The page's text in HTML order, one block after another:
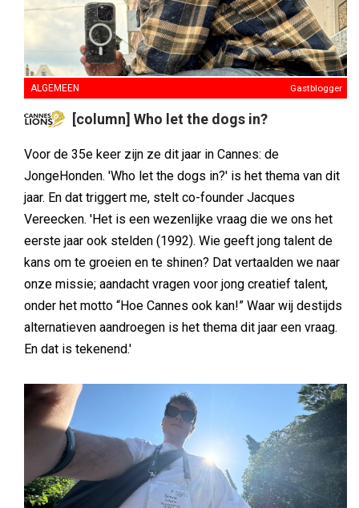
ALGEMEEN Gastblogger
[column] Who let the dogs in?
Voor de 35e keer zijn ze dit jaar in Cannes: de
JongeHonden. 'Who let the dogs in?' is het thema van dit
jaar. En dat triggert me, stelt co-founder Jacques
Vereecken. 'Het is een wezenlijke vraag die we ons het
eerste jaar ook stelden (1992). Wie geeft jong talent de
kans om te groeien en te shinen? Dat vertaalden we naar
onze missie; aandacht vragen voor jong creatief talent,
onder het motto “Hoe Cannes ook kan!” Waar wij destijds
alternatieven aandroegen is het thema dit jaar een vraag.
En dat is tekenend.'